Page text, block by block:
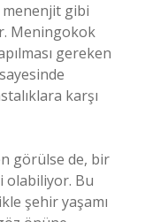
menenjit gibi
Meningokok
gereken
karşı
görülse de, bir
olabiliyor. Bu
şehir yaşamı